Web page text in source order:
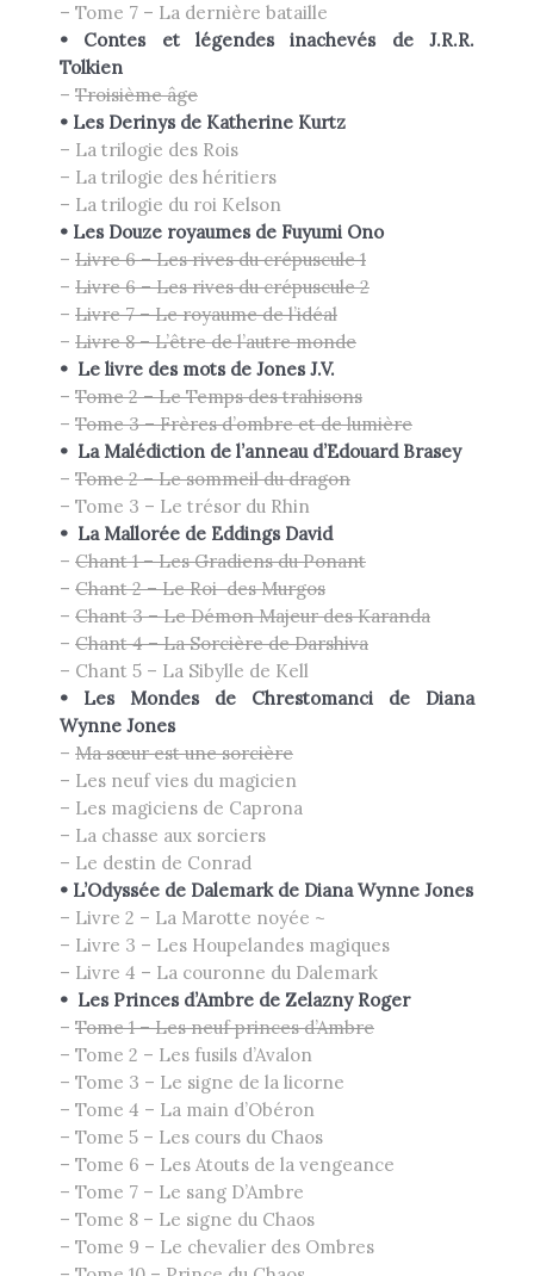
– Tome 7 – La dernière bataille
• Contes et légendes inachevés deJ.R.R.
Tolkien
– Troisième âge
• Les Derinys de Katherine Kurtz
– La trilogie des Rois
– La trilogie des héritiers
– La trilogie du roi Kelson
• Les Douze royaumes de Fuyumi Ono
– Livre 6 – Les rives du crépuscule 1
– Livre 6 – Les rives du crépuscule 2
– Livre 7 – Le royaume de l’idéal
– Livre 8 – L’être de l’autre monde
• Le livre des mots de Jones J.V.
– Tome 2 – Le Temps des trahisons
– Tome 3 – Frères d’ombre et de lumière
• La Malédiction de l’anneau d’Edouard Brasey
– Tome 2 – Le sommeil du dragon
– Tome 3 – Le trésor du Rhin
• La Mallorée de Eddings David
– Chant 1 – Les Gradiens du Ponant
– Chant 2 – Le Roi des Murgos
– Chant 3 – Le Démon Majeur des Karanda
– Chant 4 – La Sorcière de Darshiva
– Chant 5 – La Sibylle de Kell
• Les Mondes de Chrestomanci de Diana
Wynne Jones
– Ma sœur est une sorcière
– Les neuf vies du magicien
– Les magiciens de Caprona
– La chasse aux sorciers
– Le destin de Conrad
• L’Odyssée de Dalemark de DianaWynne Jones
– Livre 2 – La Marotte noyée ~
– Livre 3 – Les Houpelandes magiques
– Livre 4 – La couronne du Dalemark
• Les Princes d’Ambre de Zelazny Roger
– Tome 1 – Les neuf princes d’Ambre
– Tome 2 – Les fusils d’Avalon
– Tome 3 – Le signe de la licorne
– Tome 4 – La main d’Obéron
– Tome 5 – Les cours du Chaos
– Tome 6 – Les Atouts de la vengeance
– Tome 7 – Le sang D’Ambre
– Tome 8 – Le signe du Chaos
– Tome 9 – Le chevalier des Ombres